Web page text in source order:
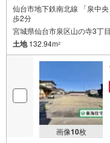
仙台市地下鉄南北線 「泉中
歩2分
宮城県仙台市泉区山の寺3丁目
土地132.94m2
画像10枚